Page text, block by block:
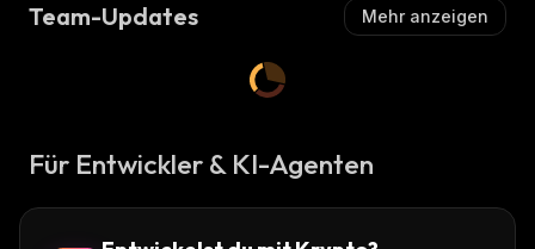
Team-Updates Mehr anzeigen
Für Entwickler & KI-Agenten